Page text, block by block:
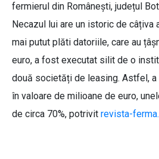
fermierul din Românești, județul
Necazul lui are un istoric de câțiva
mai putut plăti datoriile, care au
euro, a fost executat silit de o
două societăți de leasing. Astfel,
în valoare de milioane de euro,
de circa 70%, potrivit revista-